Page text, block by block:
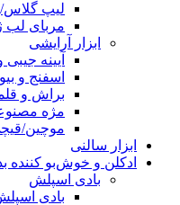
لیپ
مربای لب
ابزار آرایشی
آیینه
اسفنج و
براش و
مژه
موچین/
ابزار سالنی
ادکلن و خوش‌بو کننده
بادی اسپلش
بادی